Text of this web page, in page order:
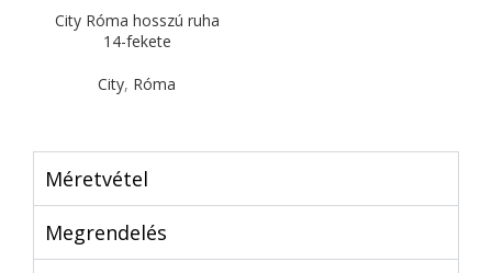
City Róma hosszú ruha
14-fekete
City, Róma
Méretvétel
Megrendelés